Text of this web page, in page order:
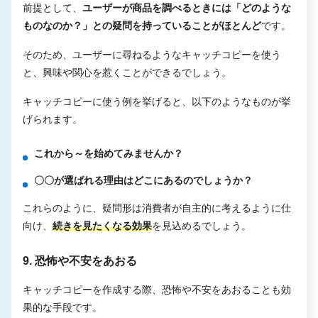
前提として、 ユーザーが商品を調べるときには「どのような
ものなのか？」との疑問を持っていることがほとんどです。
そのため、ユーザーに尋ねるようなキャッチコピーを使う
と、興味や関心を惹くことができるでしょう。
キャッチコピーに使う例を挙げると、以下のようなものが挙
げられます。
これから～を始めてみませんか？
〇〇が選ばれる理由はどこにあるのでしょうか？
これらのように、疑問形は消費者が自主的に考えるように仕
向け、 続きを見たくなる効果を見込めるでしょう。
9. 恐怖や不安をあおる
キャッチコピーを作成する際、恐怖や不安をあおることも効
果的な手段です。